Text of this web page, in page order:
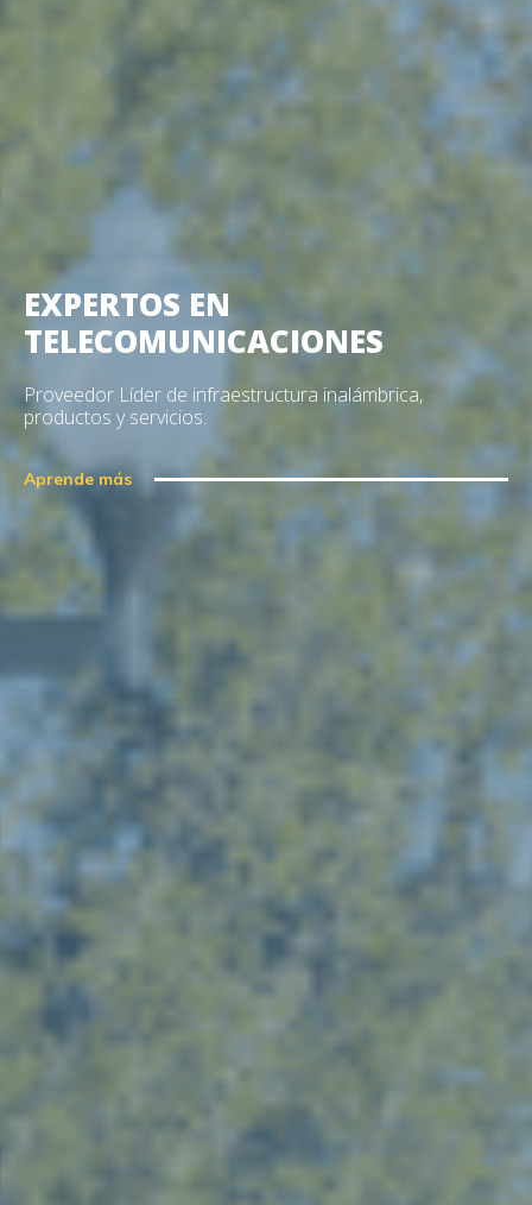
EXPERTOS EN
TELECOMUNICACIONES
Proveedor Líder de infraestructura inalámbrica,
productos y servicios.
Aprende más